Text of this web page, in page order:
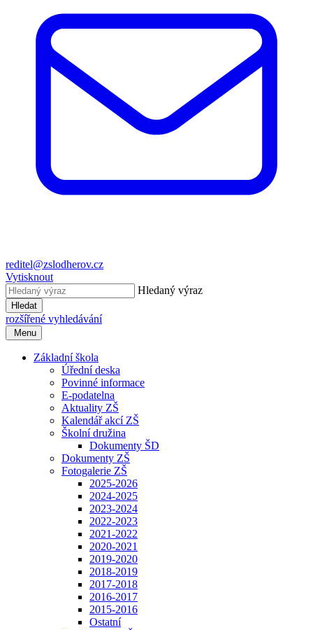
reditel@zslodherov.cz
Vytisknout
Hledaný výraz
Hledat
rozšířené vyhledávání
Menu
Základní škola
Úřední deska
Povinné informace
E-podatelna
Aktuality ZŠ
Kalendář akcí ZŠ
Školní družina
Dokumenty ŠD
Dokumenty ZŠ
Fotogalerie ZŠ
2025-2026
2024-2025
2023-2024
2022-2023
2021-2022
2020-2021
2019-2020
2018-2019
2017-2018
2016-2017
2015-2016
Ostatní